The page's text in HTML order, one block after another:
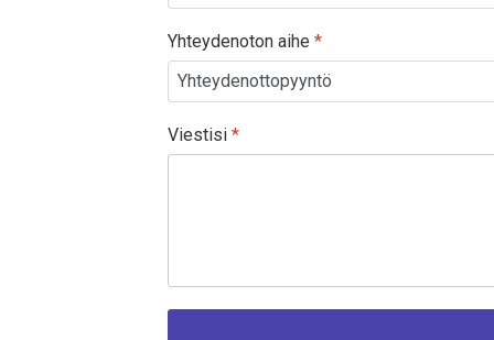
Yhteydenoton aihe *
Viestisi *